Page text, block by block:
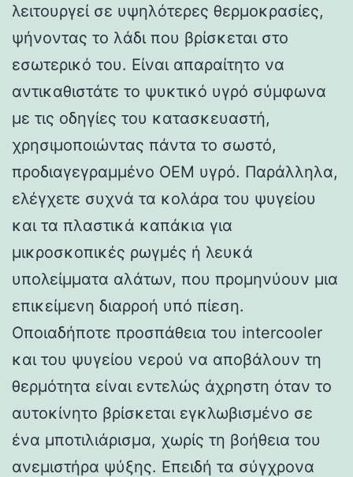
λειτουργεί σε υψηλότερες θερμοκρασίες,
ψήνοντας το λάδι που βρίσκεται στο
εσωτερικό του. Είναι απαραίτητο να
αντικαθιστάτε το ψυκτικό υγρό σύμφωνα
με τις οδηγίες του κατασκευαστή,
χρησιμοποιώντας πάντα το σωστό,
προδιαγεγραμμένο OEM υγρό. Παράλληλα,
ελέγχετε συχνά τα κολάρα του ψυγείου
και τα πλαστικά καπάκια για
μικροσκοπικές ρωγμές ή λευκά
υπολείμματα αλάτων, που προμηνύουν μια
επικείμενη διαρροή υπό πίεση.
Οποιαδήποτε προσπάθεια του intercooler
και του ψυγείου νερού να αποβάλουν τη
θερμότητα είναι εντελώς άχρηστη όταν το
αυτοκίνητο βρίσκεται εγκλωβισμένο σε
ένα μποτιλιάρισμα, χωρίς τη βοήθεια του
ανεμιστήρα ψύξης. Επειδή τα σύγχρονα